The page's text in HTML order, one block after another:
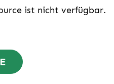
ist nicht verfügbar.